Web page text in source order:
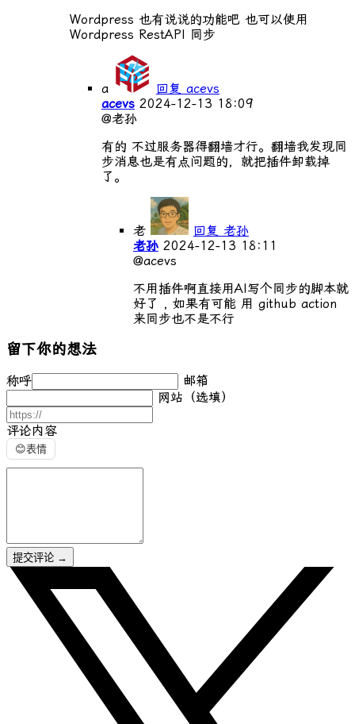
Wordpress 也有说说的功能吧 也可以使用
Wordpress RestAPI 同步
a
回复 acevs
acevs 2024-12-13 18:09
@老孙
有的 不过服务器得翻墙才行。翻墙我发现同
步消息也是有点问题的，就把插件卸载掉
了。
老
回复 老孙
老孙 2024-12-13 18:11
@acevs
不用插件啊直接用AI写个同步的脚本就
好了 , 如果有可能 用 github action
来同步也不是不行
留下你的想法
称呼
邮箱
网站（选填）
评论内容
😊表情
提交评论 →